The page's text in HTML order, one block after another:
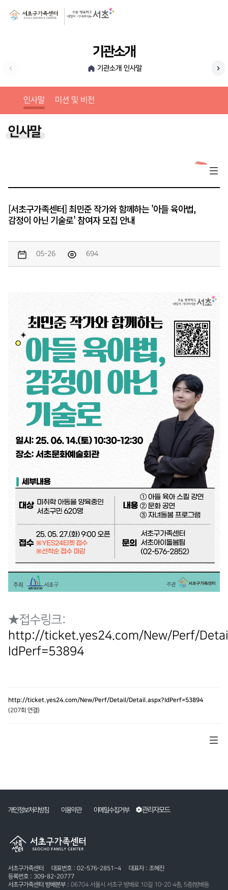
기관소개
›기관소개 ›인사말 미
인사말 미션 및 비전
인사말
[서초구가족센터] 최민준 작가와 함께하는 '아들 육아법,
감정이 아닌 기술로' 참여자 모집 안내
05-26 694
★접수링크:
http://ticket.yes24.com/New/Perf/
IdPerf=53894
http://ticket.yes24.com/New/Perf/Detail/Detail.aspx?IdPerf=53894
(207회 연결)
개인정보처리방침 이용약관 이메일수집거부 관리자모드
서초구가족센터 대표번호 : 02-576-2851~4
대표자 : 조혜진
등록번호 : 309-82-20777
서초구가족센터 방배본부 : 06704 서울시 서초구 방배로 10길 10-20 4층, 5층(방배동